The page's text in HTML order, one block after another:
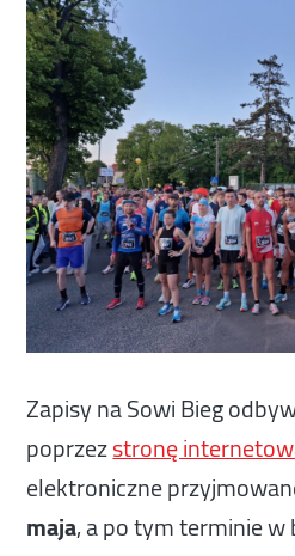
Zapisy na Sowi Bieg
poprzezstronę
elektroniczne
maja, a po tym terminie